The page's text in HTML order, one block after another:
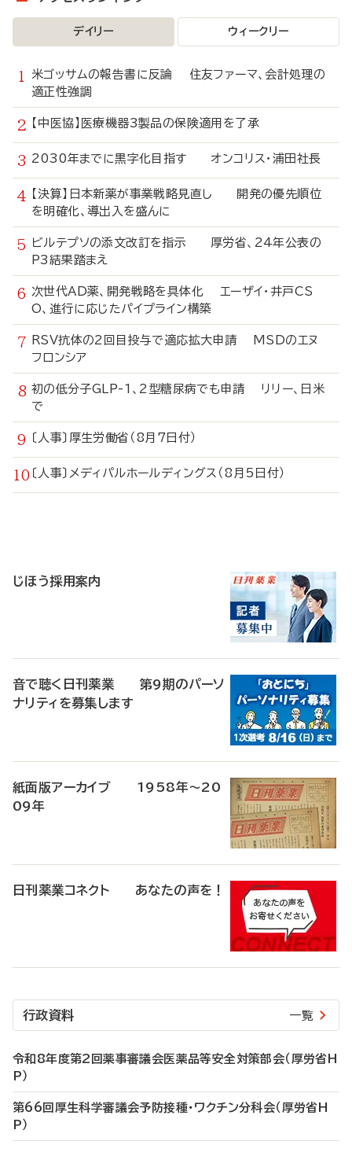
デイリー ウィークリー
米ゴッサムの報告書に反論 住友ファーマ、会計処理の
適正性強調
【中医協】医療機器3製品の保険適用を了承
2030年までに黒字化目指す オンコリス・浦田社長
【決算】日本新薬が事業戦略見直し 開発の優先順位
を明確化、導出入を盛んに
ビルテプソの添文改訂を指示 厚労省、24年公表の
P3結果踏まえ
次世代AD薬、開発戦略を具体化 エーザイ・井戸CS
O、進行に応じたパイプライン構築
RSV抗体の2回目投与で適応拡大申請 MSDのエヌ
フロンシア
初の低分子GLP-1、2型糖尿病でも申請 リリー、日米
で
〔人事〕厚生労働省（8月7日付）
〔人事〕メディパルホールディングス（8月5日付）
じほう採用案内
音で聴く日刊薬業 第9期のパーソ
ナリティを募集します
紙面版アーカイブ 1958年～20
09年
日刊薬業コネクト あなたの声を！
行政資料 一覧
令和8年度第2回薬事審議会医薬品等安全対策部会（厚労省H
P）
第66回厚生科学審議会予防接種・ワクチン分科会（厚労省H
P）